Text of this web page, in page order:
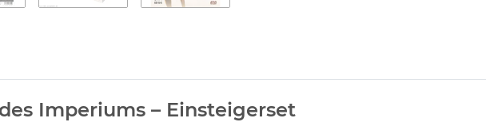
Imperiums – Einsteigerset